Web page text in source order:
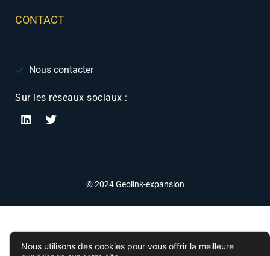
CONTACT
Nous contacter
Sur les réseaux sociaux :
© 2024 Geolink-expansion
Nous utilisons des cookies pour vous offrir la meilleure